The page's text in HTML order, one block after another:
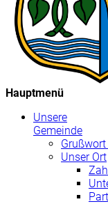
Hauptmenü
Unsere
Gemeinde
Unser Ort